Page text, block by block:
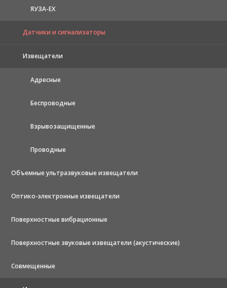
ЯУЗА-ЕХ
Датчики и сигнализаторы
Извещатели
Адресные
Беспроводные
Взрывозащищенные
Проводные
Объемные ультразвуковые извещатели
Оптико-электронные извещатели
Поверхностные вибрационные
Поверхностные звуковые извещатели (акустические)
Совмещенные